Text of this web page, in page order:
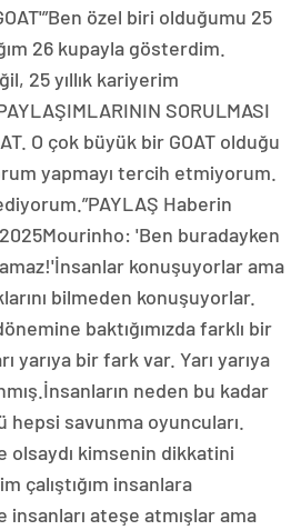
özel biri olduğumu 25
26 kupayla gösterdim.
25 yıllık kariyerim
SORULMASI
O çok büyük bir GOAT olduğu
yapmayı tercih etmiyorum.
Haberin
2025Mourinho: 'Ben buradayken
konuşuyorlar ama
bilmeden konuşuyorlar.
baktığımızda farklı bir
yarıya bir fark var. Yarı yarıya
neden bu kadar
hepsi savunma oyuncuları.
olsaydı kimsenin dikkatini
çalıştığım insanlara
insanları ateşe atmışlar ama